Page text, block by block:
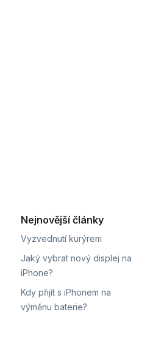
Nejnovější články
Vyzvednutí kurýrem
Jaký vybrat nový displej na
iPhone?
Kdy přijít s iPhonem na
výměnu baterie?